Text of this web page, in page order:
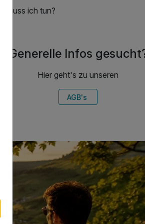
muss ich tun?
Generelle Infos
Hier geht's zu unseren
AGB's